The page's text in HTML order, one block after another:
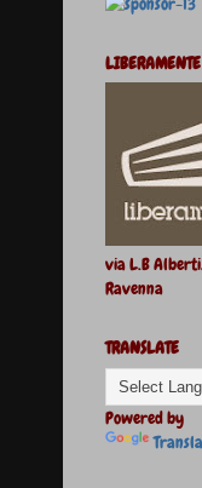
via L.B
Ravenna
TRANSLATE
Powered by